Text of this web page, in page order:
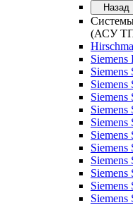
Назад
(АСУ
Siemens
Siemens
Siemens
Siemens
Siemens
Siemens
Siemens
Siemens
Siemens
Siemens
Siemens